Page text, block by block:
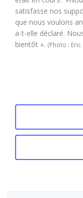
satisfasse nos
que nous voulons
a-t-elle déclaré.
bientôt ». (Photo :